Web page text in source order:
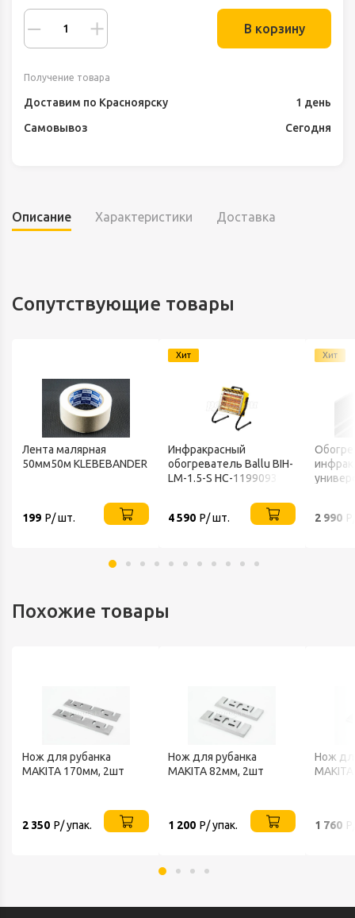
В корзину
Получение товара
Доставим по Красноярску
1 день
Самовывоз
Сегодня
Описание Характеристики Доставка
Сопутствующие товары
Лента малярная
50мм50м KLEBEBANDER
199 Р/ шт.
Хит
Инфракрасный
обогреватель Ballu BIH-
LM-1.5-S НС-1199093
4 590 Р/ шт.
Хит
2 990
Похожие товары
Нож для рубанка
MAKITA 170мм, 2шт
2 350 Р/ упак.
Нож для рубанка
MAKITA 82мм, 2шт
1 200 Р/ упак.
Нож
1 760